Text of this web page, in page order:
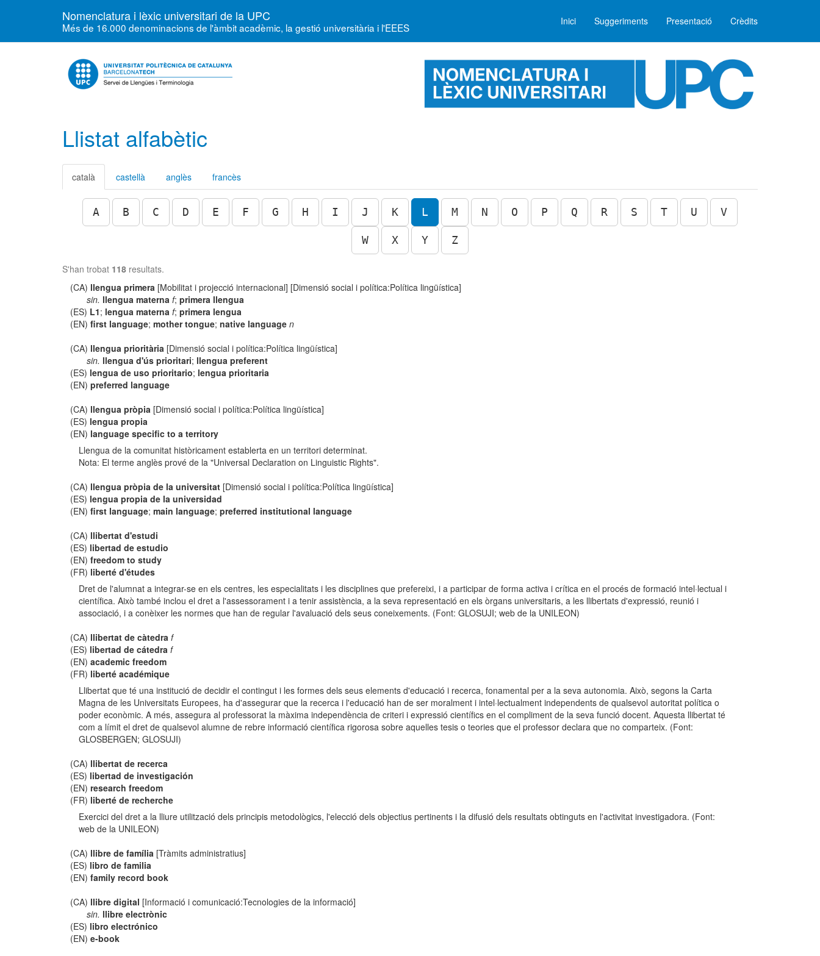
Nomenclatura i lèxic universitari de la UPC
Més de 16.000 denominacions de l'àmbit acadèmic, la gestió universitària i l'EEES Inici Suggeriments Presentació Crèdits
Llistat alfabètic
català castellà anglès francès
A B C D E F G H I J K L M N O P Q R S T U V
W X Y Z
S'han trobat 118 resultats.
(CA) llengua primera [Mobilitat i projecció internacional] [Dimensió social i política:Política lingüística]
sin. llengua materna f; primera llengua
(ES) L1; lengua materna f;primera lengua
(EN)first language;mother tongue;native language n
(CA) llengua prioritària [Dimensió social i política:Política lingüística]
sin. llengua d'ús prioritari; llengua preferent
(ES) lengua de uso prioritario; lengua prioritaria
(EN)preferred language
(CA) llengua pròpia [Dimensió social i política:Política lingüística]
(ES) lengua propia
(EN) language specific to a territory
Llengua de la comunitat històricament establerta en un territori determinat.
Nota: El terme anglès prové de la "Universal Declaration on Linguistic Rights".
(CA) llengua pròpia de la universitat [Dimensió social i política:Política lingüística]
(ES) lengua propia de la universidad
(EN)first language;main language;preferred institutional language
(CA) llibertat d'estudi
(ES) libertad de estudio
(EN)freedom to study
(FR) liberté d'études
Dret de l'alumnat a integrar-se en els centres, les especialitats i les disciplines que prefereixi, i a participar de forma activa i crítica en el procés de formació intel·lectual i
científica. Això també inclou el dret a l'assessorament i a tenir assistència, a la seva representació en els òrgans universitaris, a les llibertats d'expressió, reunió i
associació, i a conèixer les normes que han de regular l'avaluació dels seus coneixements. (Font: GLOSUJI; web de la UNILEON)
(CA) llibertat de càtedra f
(ES) libertad de cátedra f
(EN)academic freedom
(FR) liberté académique
Llibertat que té una institució de decidir el contingut i les formes dels seus elements d'educació i recerca, fonamental per a la seva autonomia. Això, segons la Carta
Magna de les Universitats Europees, ha d'assegurar que la recerca i l'educació han de ser moralment i intel·lectualment independents de qualsevol autoritat política o
poder econòmic. A més, assegura al professorat la màxima independència de criteri i expressió científics en el compliment de la seva funció docent. Aquesta llibertat té
com a límit el dret de qualsevol alumne de rebre informació científica rigorosa sobre aquelles tesis o teories que el professor declara que no comparteix. (Font:
GLOSBERGEN; GLOSUJI)
(CA) llibertat de recerca
(ES) libertad de investigación
(EN)research freedom
(FR) liberté de recherche
Exercici del dret a la lliure utilització dels principis metodològics, l'elecció dels objectius pertinents i la difusió dels resultats obtinguts en l'activitat investigadora. (Font:
web de la UNILEON)
(CA) llibre de família [Tràmits administratius]
(ES) libro de familia
(EN)family record book
(CA) llibre digital [Informació i comunicació:Tecnologies de la informació]
sin. llibre electrònic
(ES) libro electrónico
(EN)e-book